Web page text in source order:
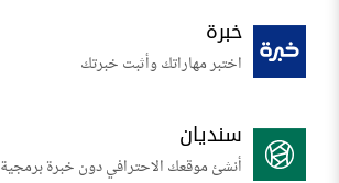
خبرة
اختبر مهاراتك وأثبت خبرتك
سنديان
أنشئ موقعك الاحترافي دون خبرة برمجية